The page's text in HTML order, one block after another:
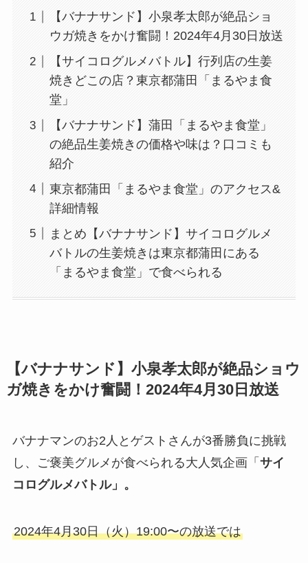
【バナナサンド】小泉孝太郎が絶品ショ
ウガ焼きをかけ奮闘！2024年4月30日放送
【サイコログルメバトル】行列店の生姜
焼きどこの店？東京都蒲田「まるやま食
堂」
【バナナサンド】蒲田「まるやま食堂」
の絶品生姜焼きの価格や味は？口コミも
紹介
東京都蒲田「まるやま食堂」のアクセス&
詳細情報
まとめ【バナナサンド】サイコログルメ
バトルの生姜焼きは東京都蒲田にある
「まるやま食堂」で食べられる
【バナナサンド】小泉孝太郎が絶品ショウ
ガ焼きをかけ奮闘！2024年4月30日放送
バナナマンのお2人とゲストさんが3番勝負に挑戦
し、ご褒美グルメが食べられる大人気企画「 サイ
コログルメバトル」。
2024年4月30日（火）19:00〜の放送では